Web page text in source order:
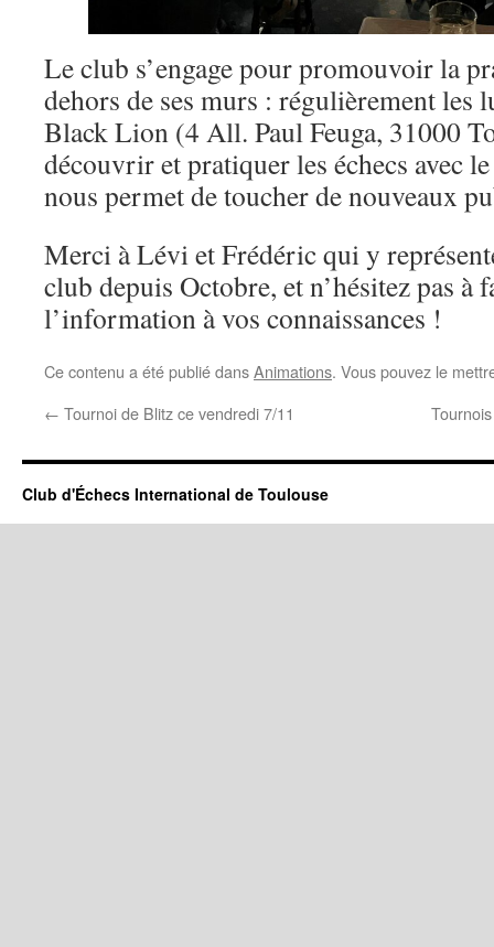
Le club s’engage pour promouvoir la
dehors de ses murs : régulièrement les
Black Lion (4 All. Paul Feuga, 31000
découvrir et pratiquer les échecs avec
nous permet de toucher de nouveaux
Merci à Lévi et Frédéric qui y
club depuis Octobre, et n’hésitez pas à
l’information à vos connaissances !
Ce contenu a été publié dansAnimations. Vous pouvez le
← Tournoi de Blitz ce vendredi 7/11
Club d'Échecs International de Toulouse